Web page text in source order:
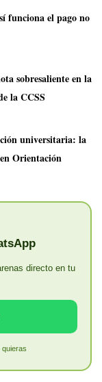
funciona el pago no
sobresaliente en la
la CCSS
universitaria: la
Orientación
directo en tu
quieras